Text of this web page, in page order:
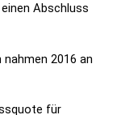
Abschluss
2016 an
für